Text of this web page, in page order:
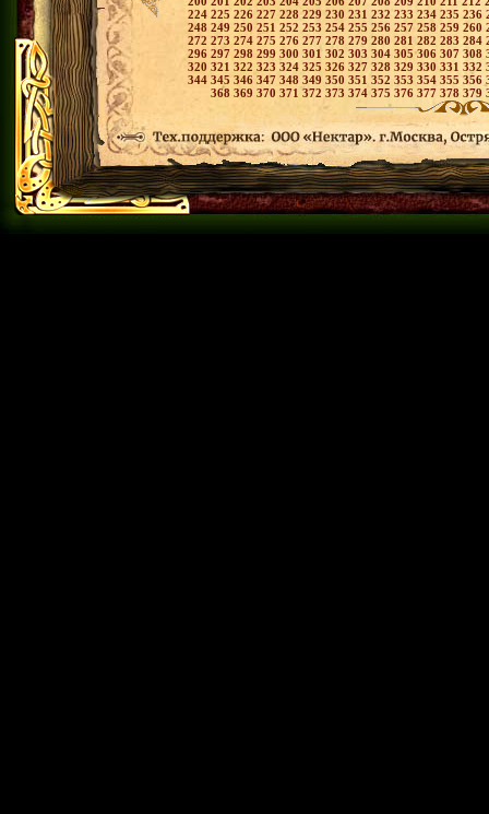
224 225 226 227 228 229 230 231 232 233 234 235 236
248 249 250 251 252 253 254 255 256 257 258 259 260
272 273 274 275 276 277 278 279 280 281 282 283 284
296 297 298 299 300 301 302 303 304 305306 307 308
320 321 322 323 324 325 326 327 328 329 330 331 332
344 345 346 347 348 349 350 351 352 353 354 355 356
368 369 370 371 372 373 374 375 376 377 378 379